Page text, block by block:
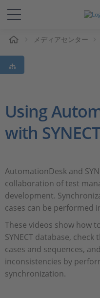
ソリューションと製品
サポート
Magazine
採用情報
メディアセンター
Using
with SYNECT
AutomationDesk and
collaboration of test
development.
cases can be performed
These videos show how
SYNECT database,
cases and sequences,
inconsistencies by
synchronization.